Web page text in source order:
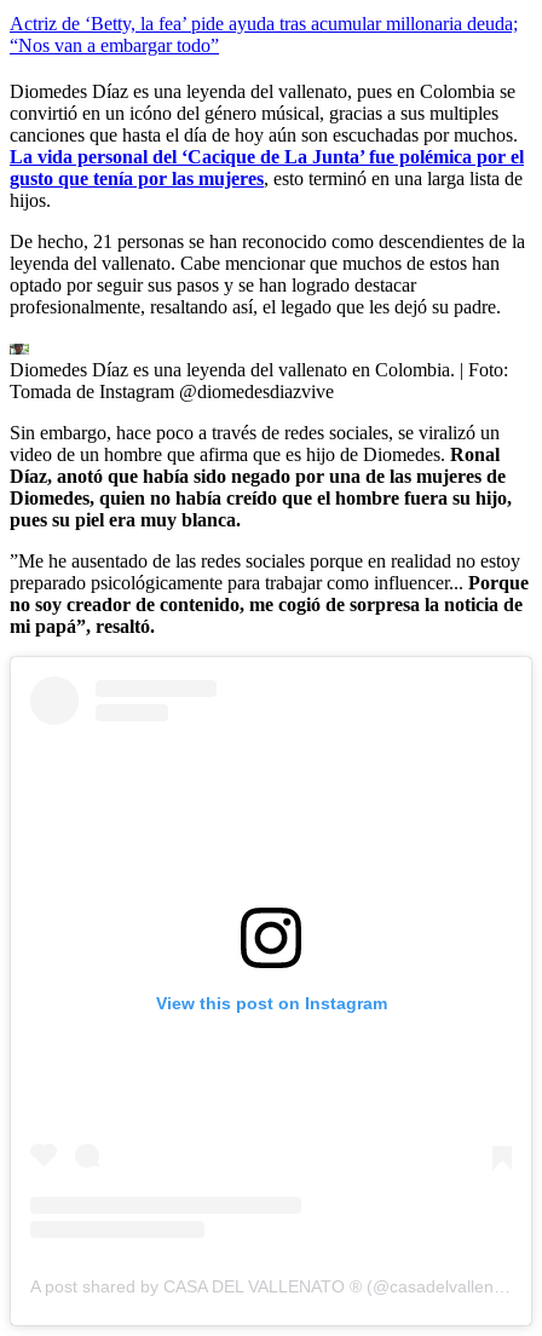
Actriz de ‘Betty, la fea’ pide ayuda tras acumular millonaria deuda;
“Nos van a embargar todo”
Diomedes Díaz es una leyenda del vallenato, pues en Colombia se
convirtió en un icóno del género músical, gracias a sus multiples
canciones que hasta el día de hoy aún son escuchadas por muchos.
La vida personal del ‘Cacique de La Junta’ fue polémica por el
gusto que tenía por las mujeres, esto terminó en una larga lista de
hijos.
De hecho, 21 personas se han reconocido como descendientes de la
leyenda del vallenato. Cabe mencionar que muchos de estos han
optado por seguir sus pasos y se han logrado destacar
profesionalmente, resaltando así, el legado que les dejó su padre.
Diomedes Díaz es una leyenda del vallenato en Colombia. | Foto:
Tomada de Instagram @diomedesdiazvive
Sin embargo, hace poco a través de redes sociales, se viralizó un
video de un hombre que afirma que es hijo de Diomedes. Ronal
Díaz, anotó que había sido negado por una de las mujeres de
Diomedes, quien no había creído que el hombre fuera su hijo,
pues su piel era muy blanca.
”Me he ausentado de las redes sociales porque en realidad no estoy
preparado psicológicamente para trabajar como influencer... Porque
no soy creador de contenido, me cogió de sorpresa la noticia de
mi papá”, resaltó.
View this post on Instagram
A post shared by CASA DEL VALLENATO ® (@casadelvallenato)